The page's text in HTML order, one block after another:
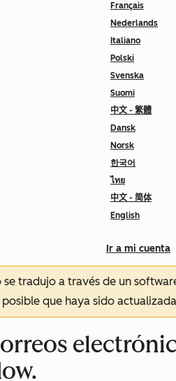
Français
Nederlands
Italiano
Polski
Svenska
Suomi
中文 - 繁體
Dansk
Norsk
한국어
ไทย
中文 - 简体
English
Ir a mi cuenta
se tradujo a través de un
que haya sido